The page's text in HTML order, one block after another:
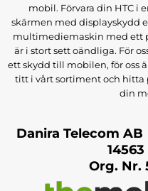
mobil. Förvara din HTC i
skärmen med displayskydd
multimediemaskin med ett
är i stort sett oändliga. För
ett skydd till mobilen, för oss
titt i vårt sortiment och hitta
din
Danira Telecom
Org. Nr.